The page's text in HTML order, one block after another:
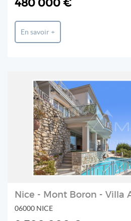
480 000 €
En savoir +
Nice - Mont Boron - Villa
06000 NICE